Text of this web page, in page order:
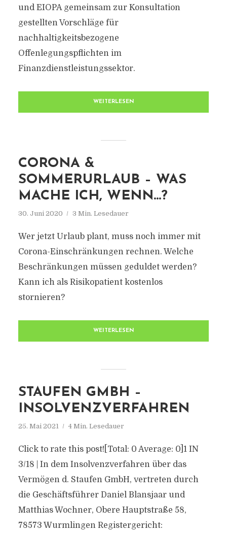
und EIOPA gemeinsam zur Konsultation
gestellten Vorschläge für
nachhaltigkeitsbezogene
Offenlegungspflichten im
Finanzdienstleistungssektor.
WEITERLESEN
CORONA &
SOMMERURLAUB – WAS
MACHE ICH, WENN…?
30. Juni 2020 3 Min. Lesedauer
Wer jetzt Urlaub plant, muss noch immer mit
Corona-Einschränkungen rechnen. Welche
Beschränkungen müssen geduldet werden?
Kann ich als Risikopatient kostenlos
stornieren?
WEITERLESEN
STAUFEN GMBH –
INSOLVENZVERFAHREN
25. Mai 2021 4 Min. Lesedauer
Click to rate this post![Total: 0 Average: 0]1 IN
3/18 | In dem Insolvenzverfahren über das
Vermögen d. Staufen GmbH, vertreten durch
die Geschäftsführer Daniel Blansjaar und
Matthias Wochner, Obere Hauptstraße 58,
78573 Wurmlingen Registergericht: